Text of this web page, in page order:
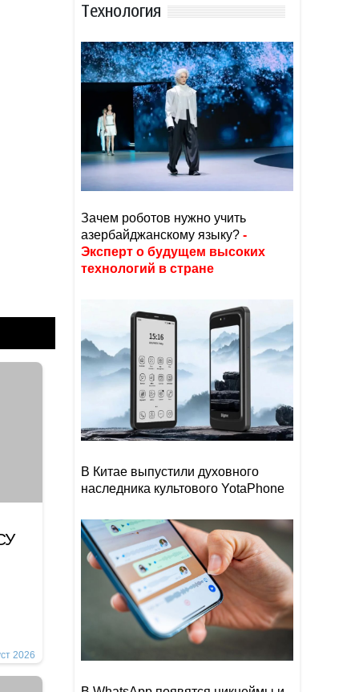
2026
Тexнoлoгия
Зачем роботов нужно учить
азербайджанскому языку? -
Эксперт о будущем высоких
технологий в стране
В Китае выпустили духовного
наследника культового YotaPhone